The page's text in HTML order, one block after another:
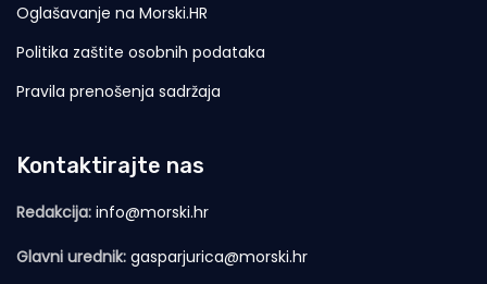
Oglašavanje na Morski.HR
Politika zaštite osobnih podataka
Pravila prenošenja sadržaja
Kontaktirajte nas
Redakcija: info@morski.hr
Glavni urednik: gasparjurica@morski.hr